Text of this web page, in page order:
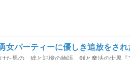
女パーティーに優しき追放をさ